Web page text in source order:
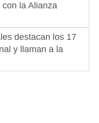
la Alianza
destacan los 17
y llaman a la